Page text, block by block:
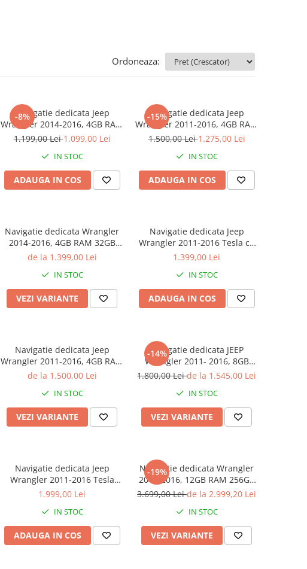
Ordoneaza:
-8%
Navigatie dedicata Jeep
Wrangler 2014-2016, 4GB RAM
64GB ROM, Octacore, Android
Carplay&Android Auto, SIM
4G, Ventilator Activ
1.199,00 Lei1.099,00 Lei
IN STOC
ADAUGA IN COS
-15%
Navigatie dedicata Jeep
Wrangler 2011-2016, 4GB RAM
64GB ROM, Octacore, Android
Carplay&Android Auto, SIM
4G, Ventilator Activ
1.500,00 Lei1.275,00 Lei
IN STOC
ADAUGA IN COS
Navigatie dedicata Wrangler
2014-2016, 4GB RAM 32GB
ROM, Octacore, Android 14,
Carplay&Android Auto, SIM
4G, Bluetooth, Ventilator Activ
de la 1.399,00 Lei
IN STOC
VEZI VARIANTE
Navigatie dedicata Jeep
Wrangler 2011-2016 Tesla cu
butoane rotative model 2024,
Quadcore, Android 14, Display
QLED 10", DSP,
Carplay&Android
1.399,00 Lei
IN STOC
ADAUGA IN COS
Navigatie dedicata Jeep
Wrangler 2011-2016, 4GB RAM
32GB ROM, Octacore, Android
Carplay&Android Auto, SIM
4G, Bluetooth, Ventilator Activ
de la 1.500,00 Lei
IN STOC
VEZI VARIANTE
-14%
Navigatie dedicata JEEP
Wrangler 2011- 2016, 8GB
RAM 128GB ROM, Octacore,
Display QLED 10", Suporta
camera 360", DSP, Carplay
1.800,00 Leide la 1.545,00 Lei
IN STOC
VEZI VARIANTE
Navigatie dedicata Jeep
Wrangler 2011-2016 Tesla
Style, 8+128 GB, ANDROID
inch, Internet, Aplicatii, Waze,
GPS
1.999,00 Lei
IN STOC
ADAUGA IN COS
-19%
Navigatie dedicata Wrangler
2014-2016, 12GB RAM 256GB
ROM, Android 13, Rezolutie
Carplay&Android Auto, SIM
4G, Ventilator Activ, Su
3.699,00 Leide la 2.999,20 Lei
IN STOC
VEZI VARIANTE